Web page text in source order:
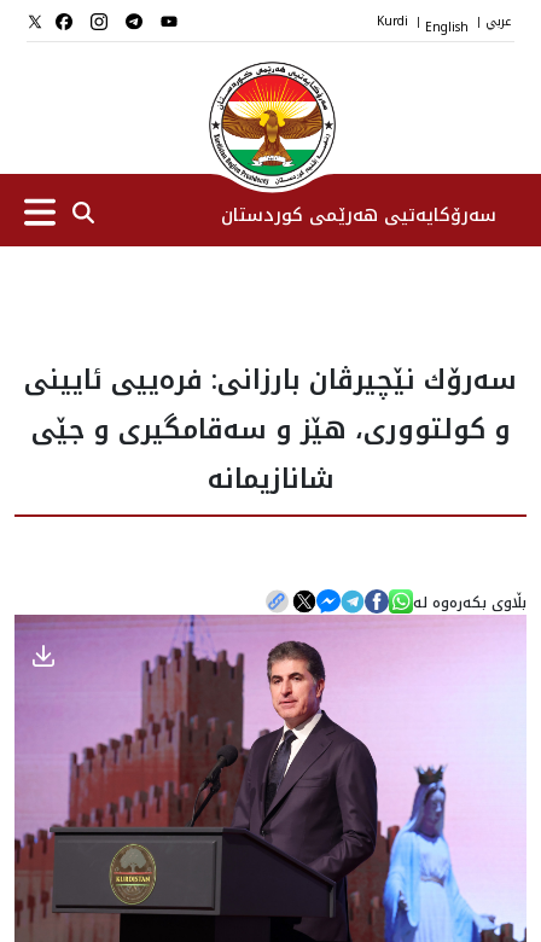
عربي |
English
|
Kurdi
سەرۆکایەتیی هەرێمی کوردستان
جێگرانی سه‌رۆک
ستافی سەرۆکایەتی
هه‌واڵ
سه‌رۆك نێچيرڤان بارزانى: فرەیيی ئایینی
و کولتووری، هێز و سەقامگیری و جێى
شانازيمانه‌
بڵاوی بکەرەوە لە